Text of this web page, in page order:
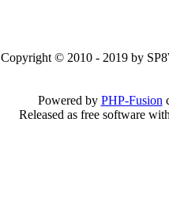
Copyright © 2010 - 2019 by
Powered by PHP-Fusion
Released as free software